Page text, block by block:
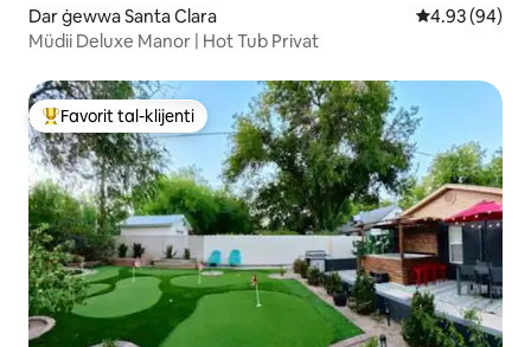
Dar ġewwa Santa Clara Rating medju
4.93 (94)
Müdii Deluxe Manor | Hot Tub Privat
Wieħed mill-aqwa favoriti tal-klijenti
Favorit tal-klijenti